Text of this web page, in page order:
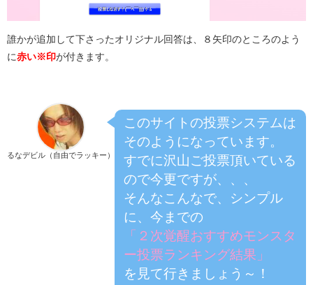
誰かが追加して下さったオリジナル回答は、８矢印のところのよう
に赤い※印が付きます。
るなデビル（自由でラッキー）
このサイトの投票システムは
そのようになっています。
すでに沢山ご投票頂いている
ので今更ですが、、、
そんなこんなで、シンプル
に、今までの
「２次覚醒おすすめモンスタ
ー投票ランキング結果」
を見て行きましょう～！